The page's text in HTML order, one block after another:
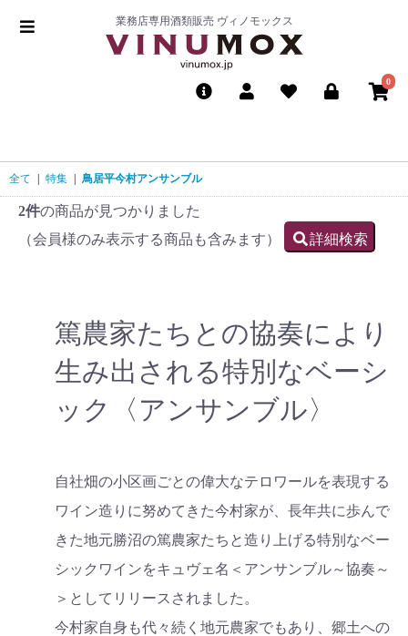
業務店専用酒類販売 ヴィノモックス
0
全て 特集 鳥居平今村アンサンブル
2件の商品が見つかりました
（会員様のみ表示する商品も含みます）
詳細検索
篤農家たちとの協奏により
生み出される特別なベーシ
ック〈アンサンブル〉
自社畑の小区画ごとの偉大なテロワールを表現する
ワイン造りに努めてきた今村家が、長年共に歩んで
きた地元勝沼の篤農家たちと造り上げる特別なベー
シックワインをキュヴェ名＜アンサンブル～協奏～
＞としてリリースされました。
今村家自身も代々続く地元農家でもあり、郷土への